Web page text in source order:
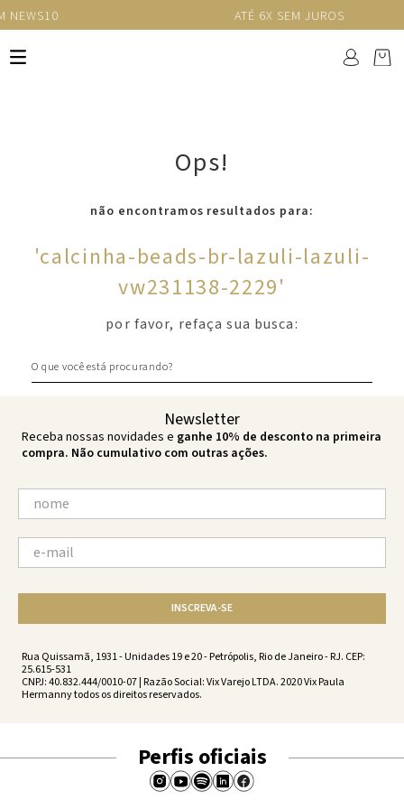
ATÉ 6X SEM JUROS
Ops!
não encontramos resultados para:
'calcinha-beads-br-lazuli-lazuli-
vw231138-2229'
por favor, refaça sua busca:
Newsletter
Receba nossas novidades e ganhe 10% de desconto na primeira
compra. Não cumulativo com outras ações.
INSCREVA-SE
Rua Quissamã, 1931 - Unidades 19 e 20 - Petrópolis, Rio de Janeiro - RJ. CEP:
25.615-531
CNPJ: 40.832.444/0010-07 | Razão Social: Vix Varejo LTDA. 2020 Vix Paula
Hermanny todos os direitos reservados.
Perfis oficiais